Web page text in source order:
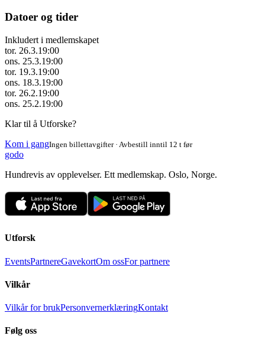
Datoer og tider
Inkludert i medlemskapet
tor. 26.3.19:00
ons. 25.3.19:00
tor. 19.3.19:00
ons. 18.3.19:00
tor. 26.2.19:00
ons. 25.2.19:00
Klar til å Utforske?
Kom i gangIngen billettavgifter · Avbestill inntil 12 t før
godo
Hundrevis av opplevelser. Ett medlemskap. Oslo, Norge.
Utforsk
EventsPartnereGavekortOm ossFor partnere
Vilkår
Vilkår for brukPersonvernerklæringKontakt
Følg oss